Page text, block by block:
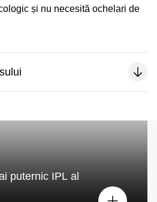
și nu necesită ochelari de
puternic IPL al